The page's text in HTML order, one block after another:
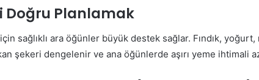
Doğru Planlamak
sağlıklı ara öğünler büyük destek sağlar. Fındık,
kan şekeri dengelenir ve ana öğünlerde aşırı yeme ihtimali